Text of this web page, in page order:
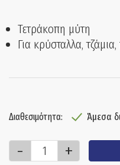
Τετράκοπη μύτη
Για κρύσταλλα,
Διαθεσιμότητα: Άμεσα